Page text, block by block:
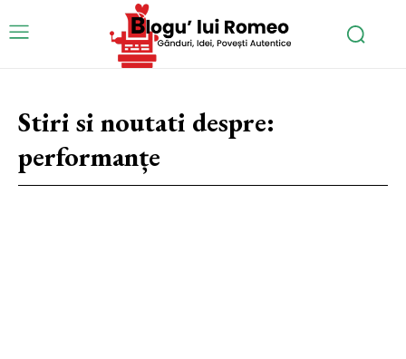
Stiri si noutati despre:
performanțe